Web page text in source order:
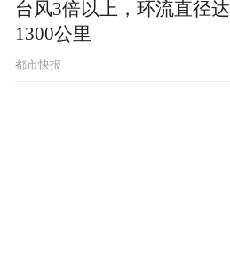
台风3倍以上，环流直径达
1300公里
都市快报